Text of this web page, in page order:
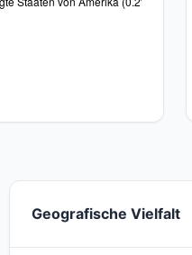
Geografische Vielfalt